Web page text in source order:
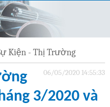
Kiện - Thị Trường
06/05/2020 14:55:33
3/2020 và